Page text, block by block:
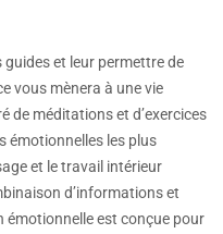
et leur permettre de
vous mènera à une vie
de méditations et d’exercices
émotionnelles les plus
et le travail intérieur
d’informations et
émotionnelle est conçue pour